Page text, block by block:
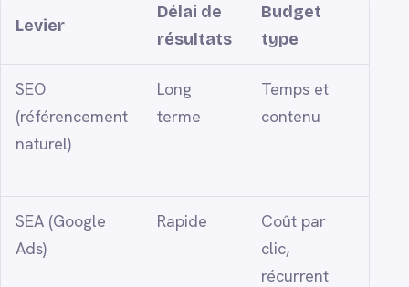
Levier
Délai de
résultats
Budget
type
SEO
(référencement
naturel)
Long
terme
Temps et
contenu
SEA (Google
Ads)
Rapide
Coût par
clic,
récurrent